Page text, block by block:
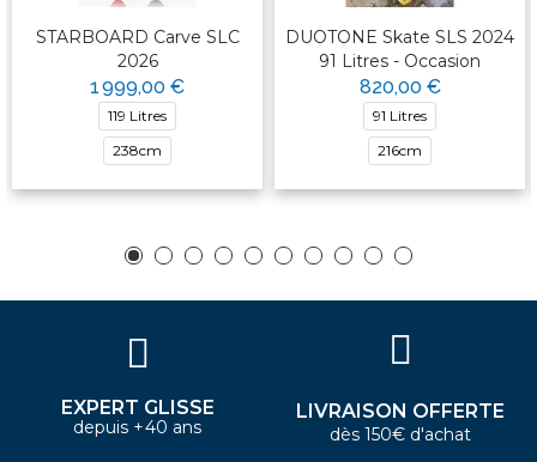
STARBOARD Carve SLC
2026
1 999,00 €
119 Litres
238cm
DUOTONE Skate SLS 2024
91 Litres - Occasion
820,00 €
91 Litres
216cm
EXPERT GLISSE
depuis +40 ans
LIVRAISON OFFERTE
dès 150€ d'achat